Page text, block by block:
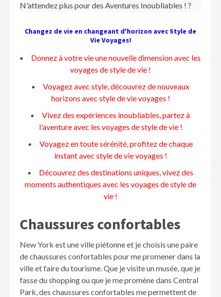
N'attendez plus pour des Aventures Inoubliables ! ?️
Changez de vie en changeant d'horizon avec Style de
Vie Voyages!
Donnez à votre vie une nouvelle dimension avec les
voyages de style de vie !
Voyagez avec style, découvrez de nouveaux
horizons avec style de vie voyages !
Vivez des expériences inoubliables, partez à
l'aventure avec les voyages de style de vie !
Voyagez en toute sérénité, profitez de chaque
instant avec style de vie voyages !
Découvrez des destinations uniques, vivez des
moments authentiques avec les voyages de style de
vie !
Chaussures confortables
New York est une ville piétonne et je choisis une paire
de chaussures confortables pour me promener dans la
ville et faire du tourisme. Que je visite un musée, que je
fasse du shopping ou que je me promène dans Central
Park, des chaussures confortables me permettent de